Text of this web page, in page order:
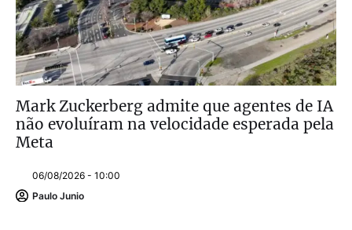
Mark Zuckerberg admite que agentes de IA
não evoluíram na velocidade esperada pela
Meta
06/08/2026 - 10:00
Paulo Junio